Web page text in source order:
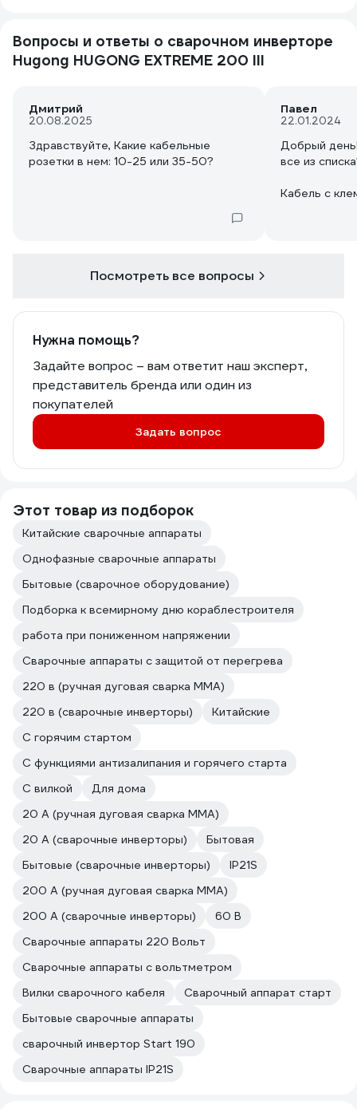
Вопросы и ответы о сварочном инверторе
Hugong HUGONG EXTREME 200 III
Дмитрий
20.08.2025
Здравствуйте, Какие кабельные
розетки в нем: 10-25 или 35-50?
Павел
22.01.2024
Добрый
все из
Кабель с
Посмотреть все вопросы
Нужна помощь?
Задайте вопрос – вам ответит наш эксперт,
представитель бренда или один из
покупателей
Задать вопрос
Этот товар из подборок
Китайские сварочные аппараты
Однофазные сварочные аппараты
Бытовые (сварочное оборудование)
Подборка к всемирному дню кораблестроителя
работа при пониженном напряжении
Сварочные аппараты с защитой от перегрева
220 в (ручная дуговая сварка MMA)
220 в (сварочные инверторы)
Китайские
С горячим стартом
С функциями антизалипания и горячего старта
С вилкой
Для дома
20 А (ручная дуговая сварка MMA)
20 А (сварочные инверторы)
Бытовая
Бытовые (сварочные инверторы)
IP21S
200 А (ручная дуговая сварка MMA)
200 А (сварочные инверторы)
60 В
Сварочные аппараты 220 Вольт
Сварочные аппараты с вольтметром
Вилки сварочного кабеля
Сварочный аппарат старт
Бытовые сварочные аппараты
сварочный инвертор Start 190
Сварочные аппараты IP21S